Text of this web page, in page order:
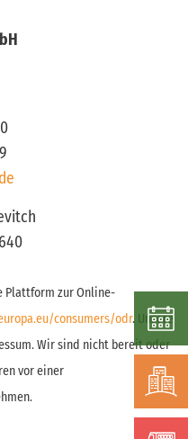
Plattform zur Online-
consumers/odr. Unsere
Wir sind nicht bereit oder
vor einer